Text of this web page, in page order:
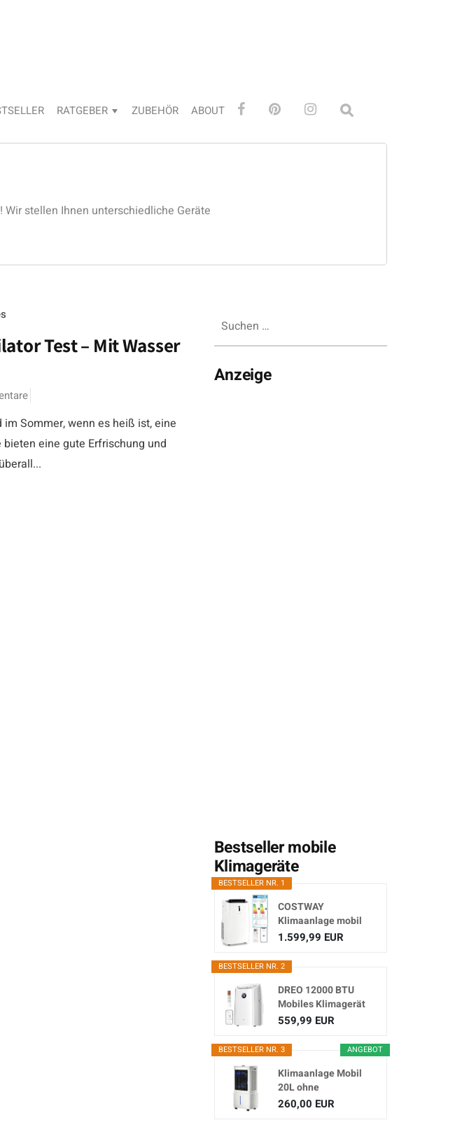
RATGEBER ZUBEHÖR ABOUT
stellen Ihnen unterschiedliche Geräte
Test – Mit Wasser
Sommer, wenn es heiß ist, eine
bieten eine gute Erfrischung und
nach:
Anzeige
Bestseller mobile
Klimageräte
BESTSELLER NR. 1
COSTWAY
Klimaanlage mobil
16000BTU,
1.599,99 EUR
BESTSELLER NR. 2
DREO 12000 BTU
Mobiles Klimagerät
(3-in...
559,99 EUR
ANGEBOT
BESTSELLER NR. 3
Klimaanlage Mobil
20L ohne
Abluftschlauch
260,00 EUR